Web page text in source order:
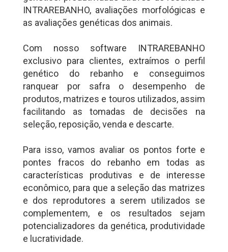
INTRAREBANHO, avaliações morfológicas e
as avaliações genéticas dos animais.
Com nosso software INTRAREBANHO
exclusivo para clientes, extraímos o perfil
genético do rebanho e conseguimos
ranquear por safra o desempenho de
produtos, matrizes e touros utilizados, assim
facilitando as tomadas de decisões na
seleção, reposição, venda e descarte.
Para isso, vamos avaliar os pontos forte e
pontes fracos do rebanho em todas as
características produtivas e de interesse
econômico, para que a seleção das matrizes
e dos reprodutores a serem utilizados se
complementem, e os resultados sejam
potencializadores da genética, produtividade
e lucratividade.